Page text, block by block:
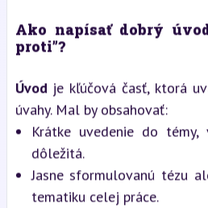
Ako napísať dobrý
proti”?
Úvod je kľúčová časť, ktorá
úvahy. Mal by obsahovať:
Krátke uvedenie do témy,
dôležitá.
Jasne sformulovanú tézu
tematiku celej práce.